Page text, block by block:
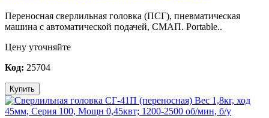
Переносная сверлильная головка (ПСГ), пневматическая
машина с автоматической подачей, СМАП. Portable..
Цену уточняйте
Код: 25704
Купить